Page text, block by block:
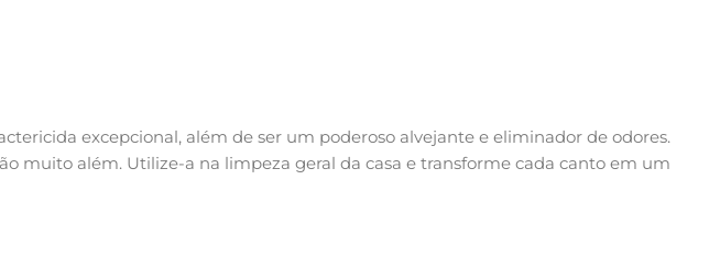
excepcional, além de ser um poderoso alvejante e eliminador de odores.
muito além. Utilize-a na limpeza geral da casa e transforme cada canto em um